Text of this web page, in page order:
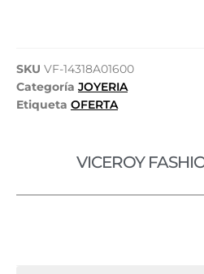
SKU VF-14318A01600
Categoría JOYERIA
Etiqueta OFERTA
VICEROY